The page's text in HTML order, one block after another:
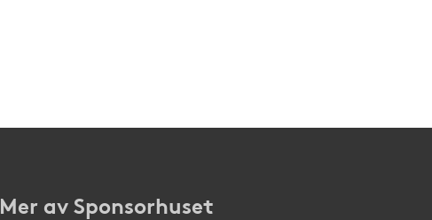
Mer av Sponsorhuset